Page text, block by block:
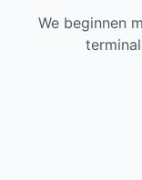
We beginnen